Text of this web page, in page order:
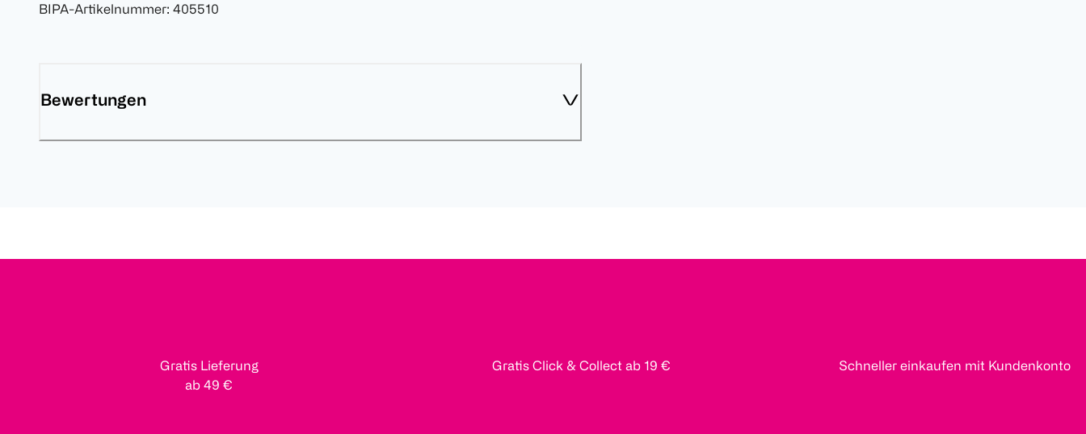
BIPA-Artikelnummer: 405510
Bewertungen
Gratis Lieferung
ab 49 €
Gratis Click & Collect ab 19 € Schneller einkaufen mit Kundenkonto